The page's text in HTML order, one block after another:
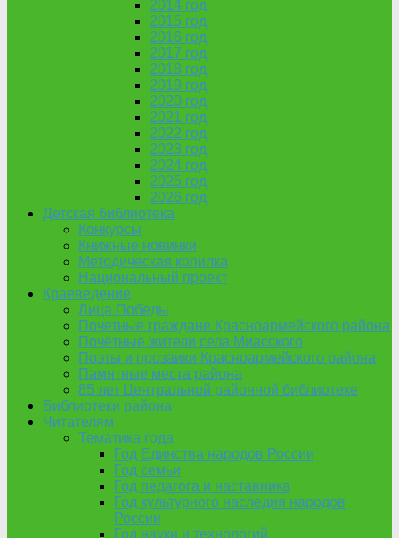
2014 год
2015 год
2016 год
2017 год
2018 год
2019 год
2020 год
2021 год
2022 год
2023 год
2024 год
2025 год
2026 год
Детская библиотека
Конкурсы
Книжные новинки
Методическая копилка
Национальный проект
Краеведение
Лица Победы
Почетные граждане Красноармейского района
Почётные жители села Миасского
Поэты и прозаики Красноармейского района
Памятные места района
85 лет Центральной районной библиотеке
Библиотеки района
Читателям
Тематика года
Год Единства народов России
Год семьи
Год педагога и наставника
Год культурного наследия народов
России
Год науки и технологий